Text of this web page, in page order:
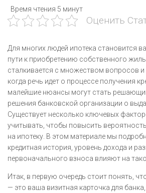
Время чтения 5 минут
Оценить
Для многих людей ипотека становится
пути к приобретению собственного
сталкивается с множеством вопросов
когда речь идет о процессе получения
малейшие нюансы могут стать
решения банковской организации о
Существует несколько ключевых
учитывать, чтобы повысить
на ипотеку. В этом материале мы
кредитная история, уровень дохода и
первоначального взноса влияют на
Итак, в первую очередь стоит понять,
— это ваша визитная карточка для